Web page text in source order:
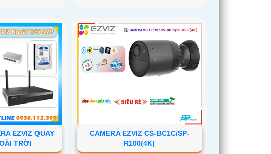
EZVIZ QUAY
TRỜI
CAMERA EZVIZ CS-BC1C/SP-
R100(4K)